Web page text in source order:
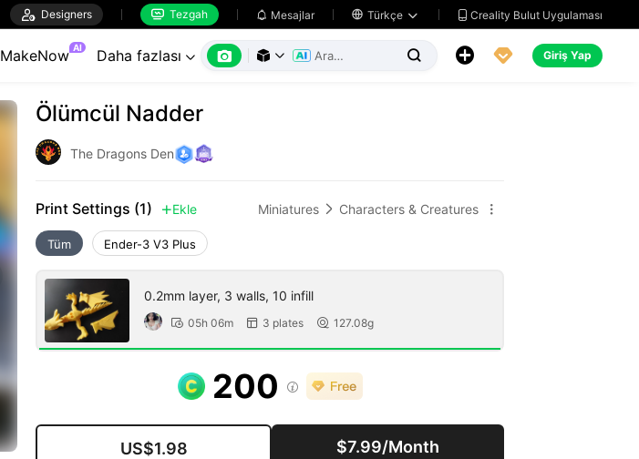
 Designers  Tezgah  Mesajlar  Türkçe   Creality Bulut Uygulaması
MakeNow AI Daha fazlası        Giriş Yap
Ölümcül Nadder
The Dragons Den
Print Settings (1)  Ekle Miniatures  Characters & Creatures 
Tüm Ender-3 V3 Plus
0.2mm layer, 3 walls, 10 infill
 05h 06m  3 plates  127.08g
200 
US$1.98 $7.99/Month